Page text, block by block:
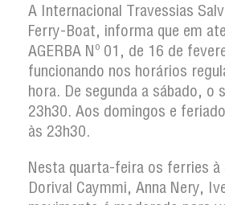
A Internacional Travessias
Ferry-Boat, informa que em
AGERBA Nº 01, de 16 de
funcionando nos horários
hora. De segunda a sábado, o
23h30. Aos domingos e
às 23h30.
Nesta quarta-feira os ferries
Dorival Caymmi, Anna Nery,